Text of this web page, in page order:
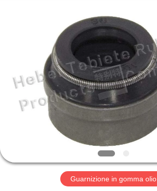
PRODOTTI
GIRO
Reserved.
Guarnizione in gomma olio